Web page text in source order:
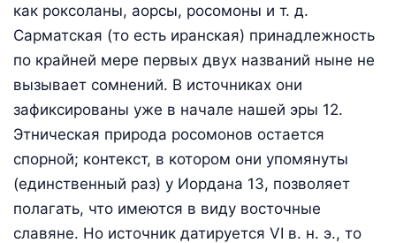
как роксоланы, аорсы, росомоны и т. д.
Сарматская (то есть иранская) принадлежность
по крайней мере первых двух названий ныне не
вызывает сомнений. В источниках они
зафиксированы уже в начале нашей эры 12.
Этническая природа росомонов остается
спорной; контекст, в котором они упомянуты
(единственный раз) у Иордана 13, позволяет
полагать, что имеются в виду восточные
славяне. Но источник датируется VI в. н. э., то